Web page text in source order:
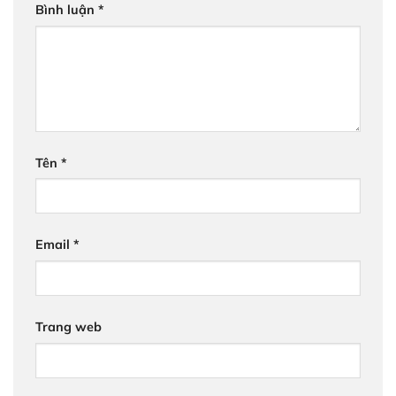
Bình luận *
Tên *
Email *
Trang web